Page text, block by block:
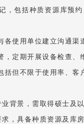
，包括种质资源库预
各使用单位建立沟通
，定期开展设备检查、
括但不限于使用率、
背景，需取得硕士及
，具备种质资源及库